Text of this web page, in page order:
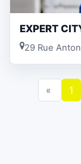
EXPERT
29 Rue
« 1